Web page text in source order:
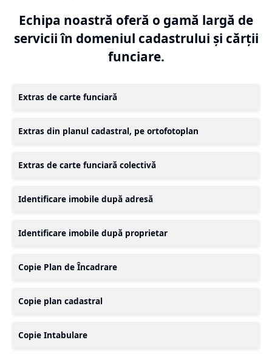
Echipa noastră oferă o gamă largă de
servicii în domeniul cadastrului și cărții
funciare.
Extras de carte funciară
Extras din planul cadastral, pe ortofotoplan
Extras de carte funciară colectivă
Identificare imobile după adresă
Identificare imobile după proprietar
Copie Plan de Încadrare
Copie plan cadastral
Copie Intabulare